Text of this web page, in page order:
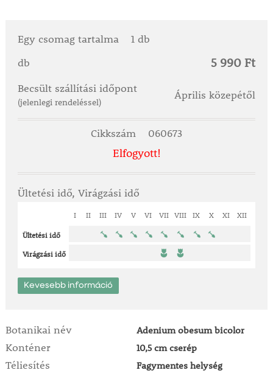
Egy csomag tartalma
1 db
db
5 990 Ft
Becsült szállítási időpont
(jelenlegi rendeléssel)
Április közepétől
Cikkszám 060673
Elfogyott!
Ültetési idő, Virágzási idő
I II III IV V VI VII VIII IX X XI XII
Ültetési idő
Virágzási idő
Kevesebb információ
Botanikai név Adenium obesum bicolor
Konténer 10,5 cm cserép
Téliesítés Fagymentes helység